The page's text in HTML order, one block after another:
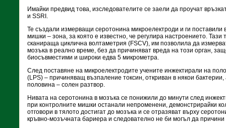
Имайки предвид това, изследователите се заели да проучат
и SSRI.
Те създали измерващи серотонина микроелектроди и ги поставили
мишки – зона, за която е известно, че регулира настроението. Тази
сканираща циклична волтаметрия (FSCV), им позволила да
мозъка в реално време, без да причиняват вреда на този орган,
биосъвместими и широки едва 5 микрометра.
След поставяне на микроелектродите учените инжектирали на
(LPS) – причиняващ възпаление токсин, откриван в някои бактерии,
половина – солен разтвор.
Нивата на серотонина в мозъка се понижили до минути след
при контролните мишки останали непроменени, демонстрирайки
отговори в тялото достигат до мозъка и се отразяват върху
кръвно-мозъчната бариера и следователно не би могъл да